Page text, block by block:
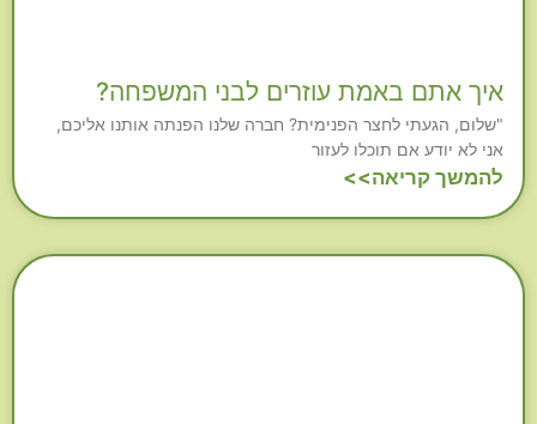
איך אתם באמת עוזרים לבני המשפחה?
"שלום, הגעתי לחצר הפנימית? חברה שלנו הפנתה אותנו אליכם,
אני לא יודע אם תוכלו לעזור
להמשך קריאה>>